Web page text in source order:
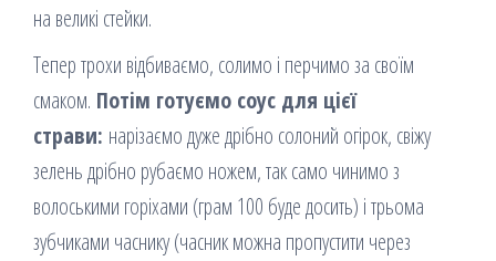
на великі стейки.
Тепер трохи відбиваємо, солимо і перчимо за своїм
смаком. Потім готуємо соус для цієї
страви: нарізаємо дуже дрібно солоний огірок, свіжу
зелень дрібно рубаємо ножем, так само чинимо з
волоськими горіхами (грам 100 буде досить) і трьома
зубчиками часнику (часник можна пропустити через